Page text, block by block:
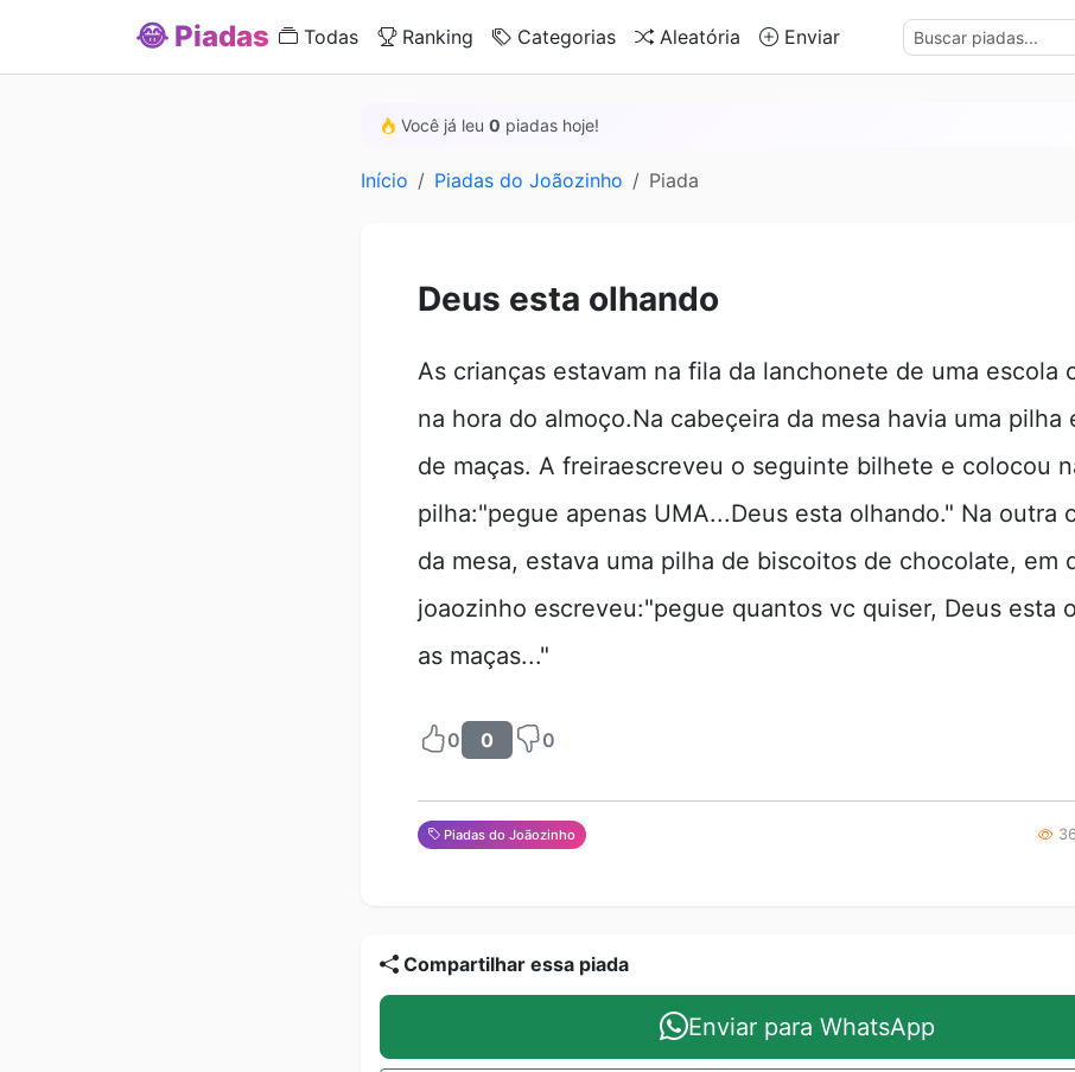
😂 Piadas Todas Ranking Categorias Aleatória Enviar
Você já leu 0 piadas hoje!
Início Piadas do Joãozinho Piada
Deus esta olhando
As crianças estavam na fila da lanchonete de uma escola
na hora do almoço.Na cabeçeira da mesa havia uma pilha
de maças. A freiraescreveu o seguinte bilhete e colocou
pilha:"pegue apenas UMA...Deus esta olhando." Na outra
da mesa, estava uma pilha de biscoitos de chocolate, em
joaozinho escreveu:"pegue quantos vc quiser, Deus esta
as maças..."
0 0 0
Piadas do Joãozinho
Compartilhar essa piada
Enviar para WhatsApp